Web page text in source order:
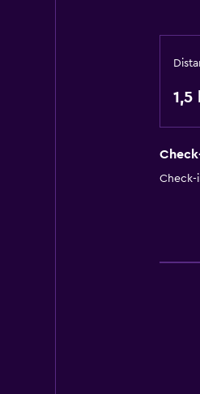
1,5
Check-